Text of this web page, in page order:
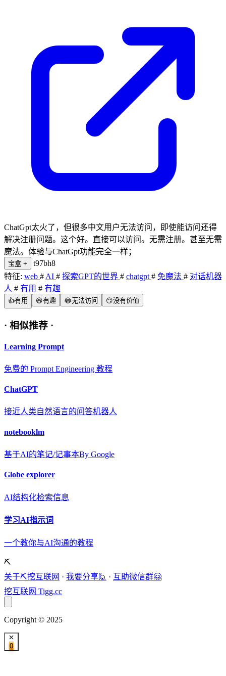
ChatGpt太火了，但很多中文用户无法访问，即使能访问还得
解决注册问题。这个好。直接可以访问。无需注册。甚至无需
魔法。体验与ChatGpt功能完全一样；
宝盒 +
t97bh8
特征: web # AI # 探索GPT的世界 # chatgpt # 免魔法 # 对话机器
人 # 有用 # 有趣
👍有用 😆有趣 😂无法访问 😏没有价值
· 相似推荐 ·
Learning Prompt
免费的 Prompt Engineering 教程
ChatGPT
接近人类自然语言的问答机器人
notebooklm
基于AI的笔记/记事本By Google
Globe explorer
AI结构化检索信息
学习AI指示词
一个教你与AI沟通的教程
⛏️
关于⛏️挖互联网 · 我要分享🙋 · 互助微信群🤗
挖互联网 Tigg.cc
Copyright © 2025
0